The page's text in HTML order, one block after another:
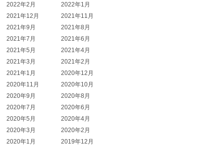
2022年2月
2022年1月
2021年12月
2021年11月
2021年9月
2021年8月
2021年7月
2021年6月
2021年5月
2021年4月
2021年3月
2021年2月
2021年1月
2020年12月
2020年11月
2020年10月
2020年9月
2020年8月
2020年7月
2020年6月
2020年5月
2020年4月
2020年3月
2020年2月
2020年1月
2019年12月